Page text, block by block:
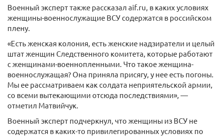
Военный эксперт также рассказал aif.ru, в каких условиях
женщины-военнослужащие ВСУ содержатся в российском
плену.
«Есть женская колония, есть женские надзиратели и целый
штат женщин Следственного комитета, которые работают
с женщинами-военнопленными. Что такое женщина-
военнослужащая? Она приняла присягу, у нее есть погоны.
Мы ее рассматриваем как солдата неприятельской армии,
со всеми вытекающими отсюда последствиями», —
отметил Матвийчук.
Военный эксперт подчеркнул, что женщины из ВСУ не
содержатся в каких-то привилегированных условиях по